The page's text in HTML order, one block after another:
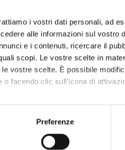
i vostri dati personali, ad
alle informazioni sul vostro
e i contenuti, ricercare il
scopi. Le vostre scelte in
vostre scelte. È possibile
o facendo clic sull'icona di
anche:
sulla tua posizione geografica,
Preferenze
Gestione dell'area socio
La medicina estetica
Management per la direzione di
Management per la gestione di
Medicina estetica del volto
innovativi
Nutrizione clinica e applicata